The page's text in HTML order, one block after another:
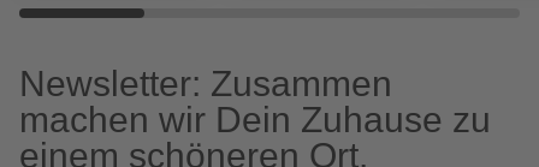
Newsletter: Zusammen
machen wir Dein Zuhause zu
einem schöneren Ort.